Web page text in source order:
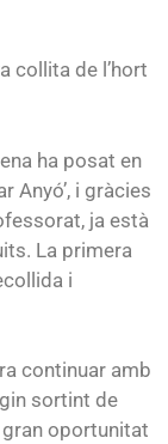
collita de l’hort
ha posat en
Anyó’, i gràcies
ja està
La primera
i
continuar amb
sortint de
gran oportunitat